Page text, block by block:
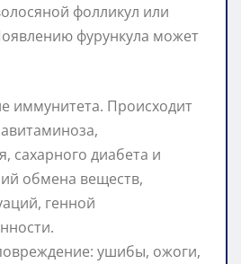
фолликул или
фурункула может
иммунитета. Происходит
сахарного диабета и
обмена веществ,
генной
ушибы, ожоги,